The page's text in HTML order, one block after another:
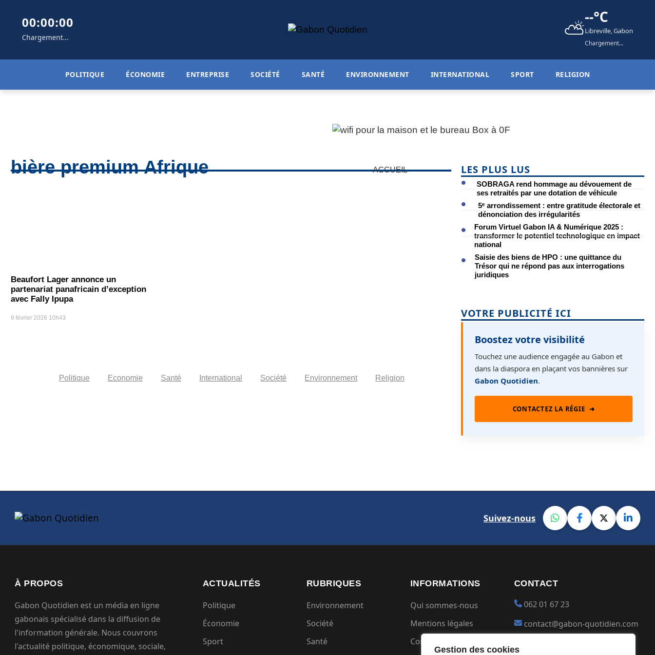
Gestion des cookies
00:00:00
Chargement... ⛅--°C
Libreville, Gabon
Chargement...
POLITIQUE ÉCONOMIE ENTREPRISE SOCIÉTÉ SANTÉ ENVIRONNEMENT INTERNATIONAL SPORT RELIGION
ACCUEIL
bière premium Afrique
Beaufort Lager annonce un
partenariat panafricain d’exception
avec Fally Ipupa
9 février 2026 10h43
Politique Economie Santé International Société Environnement Religion
LES PLUS LUS
SOBRAGA rend hommage au dévouement de
ses retraités par une dotation de véhicule
5ᵉ arrondissement : entre gratitude électorale et
dénonciation des irrégularités
Forum Virtuel Gabon IA & Numérique 2025 :
transformer le potentiel technologique en impact
national
Saisie des biens de HPO : une quittance du
Trésor qui ne répond pas aux interrogations
juridiques
VOTRE PUBLICITÉ ICI
Boostez votre visibilité
Touchez une audience engagée au Gabon et
dans la diaspora en plaçant vos bannières sur
Gabon Quotidien.
CONTACTEZ LA RÉGIE ➜
Suivez-nous
À PROPOS
Gabon Quotidien est un média en ligne
gabonais spécialisé dans la diffusion de
l'information générale. Nous couvrons
l'actualité politique, économique, sociale,
ACTUALITÉS
Politique
Économie
Sport
RUBRIQUES
Environnement
Société
Santé
INFORMATIONS
Qui sommes-nous
Mentions légales
Conditions générales
CONTACT
062 01 67 23
contact@gabon-quotidien.com